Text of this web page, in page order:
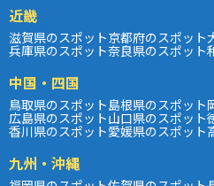
近畿
滋賀県のスポット京都府のスポット
兵庫県のスポット奈良県のスポット
中国・四国
鳥取県のスポット島根県のスポット
広島県のスポット山口県のスポット
香川県のスポット愛媛県のスポット
九州・沖縄